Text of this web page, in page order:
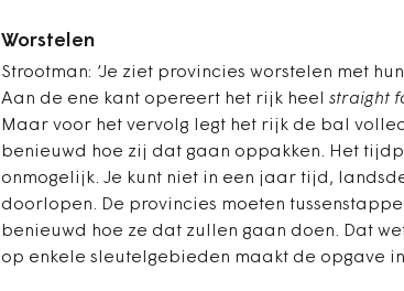
Worstelen
Strootman: ‘Je ziet provincies worstelen met
Aan de ene kant opereert het rijk heel straight
Maar voor het vervolg legt het rijk de bal
benieuwd hoe zij dat gaan oppakken. Het
onmogelijk. Je kunt niet in een jaar tijd,
doorlopen. De provincies moeten
benieuwd hoe ze dat zullen gaan doen. Dat
op enkele sleutelgebieden maakt de opgave